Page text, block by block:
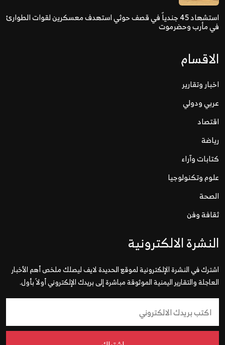
استشهاد 45 جندياً في قصف حوثي استهدف معسكرين لقوات الطوارئ
في مأرب وحضرموت
الاقسام
اخبار وتقارير
عربي ودولي
اقتصاد
رياضة
كتابات وآراء
علوم وتكنولوجيا
الصحة
ثقافة وفن
النشرة الالكترونية
اشترك في النشرة الإلكترونية لموقع الحديدة لايف ليصلك ملخص أهم الأخبار
العاجلة والتقارير اليمنية الموثوقة مباشرة إلى بريدك الإلكتروني أولاً بأول.